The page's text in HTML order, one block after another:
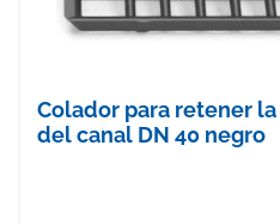
Colador para retener
del canal DN 40 negro